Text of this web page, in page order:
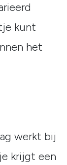
kunt
het
werkt bij
krijgt een